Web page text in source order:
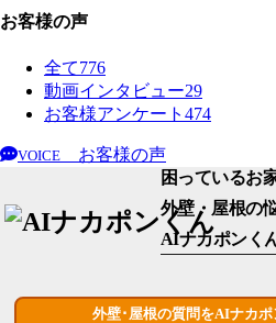
お客様の声
全て776
動画インタビュー29
お客様アンケート 474
VOICE
お客様の声
困っているお
外壁・屋根の
AIナカポンく
外壁･屋根の質問をAIナカポ